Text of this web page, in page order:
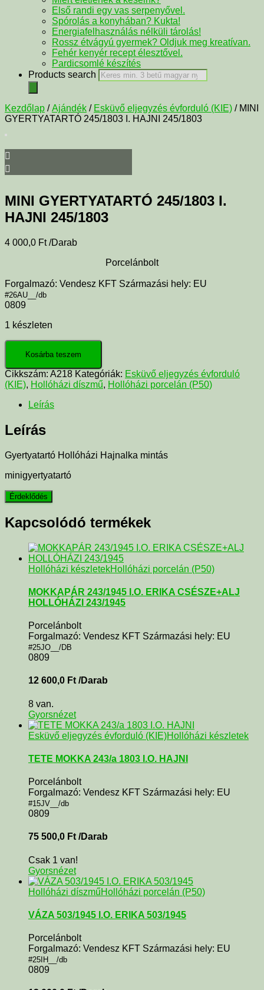
Első randi egy vas serpenyővel.
Spórolás a konyhában? Kukta!
Energiafelhasználás nélküli tárolás!
Rossz étvágyú gyermek? Oldjuk meg kreatívan.
Fehér kenyér recept élesztővel.
Pardicsomlé készítés
Products search
Kezdőlap /Ajándék / Esküvő eljegyzés évforduló (KIE) / MINI
GYERTYATARTÓ 245/1803 I. HAJNI 245/1803
MINI GYERTYATARTÓ 245/1803 I.
HAJNI 245/1803
4 000,0 Ft /Darab
Porcelánbolt
Forgalmazó: Vendesz KFT Származási hely: EU
#26AU__/db
0809
1 készleten
Kosárba teszem
Cikkszám: A218 Kategóriák: Esküvő eljegyzés évforduló
(KIE), Hollóházi díszmű, Hollóházi porcelán (P50)
Leírás
Leírás
Gyertyatartó Hollóházi Hajnalka mintás
minigyertyatartó
Kapcsolódó termékek
Hollóházi készletekHollóházi porcelán (P50)
MOKKAPÁR 243/1945 I.O. ERIKA CSÉSZE+ALJ
HOLLÓHÁZI 243/1945
Porcelánbolt
Forgalmazó: Vendesz KFT Származási hely: EU
#25JO__/DB
0809
12 600,0 Ft /Darab
8 van.
Gyorsnézet
Esküvő eljegyzés évforduló (KIE)Hollóházi készletek
TETE MOKKA 243/a 1803 I.O. HAJNI
Porcelánbolt
Forgalmazó: Vendesz KFT Származási hely: EU
#15JV__/db
0809
75 500,0 Ft /Darab
Csak 1 van!
Gyorsnézet
Hollóházi díszműHollóházi porcelán (P50)
VÁZA 503/1945 I.O. ERIKA 503/1945
Porcelánbolt
Forgalmazó: Vendesz KFT Származási hely: EU
#25IH__/db
0809